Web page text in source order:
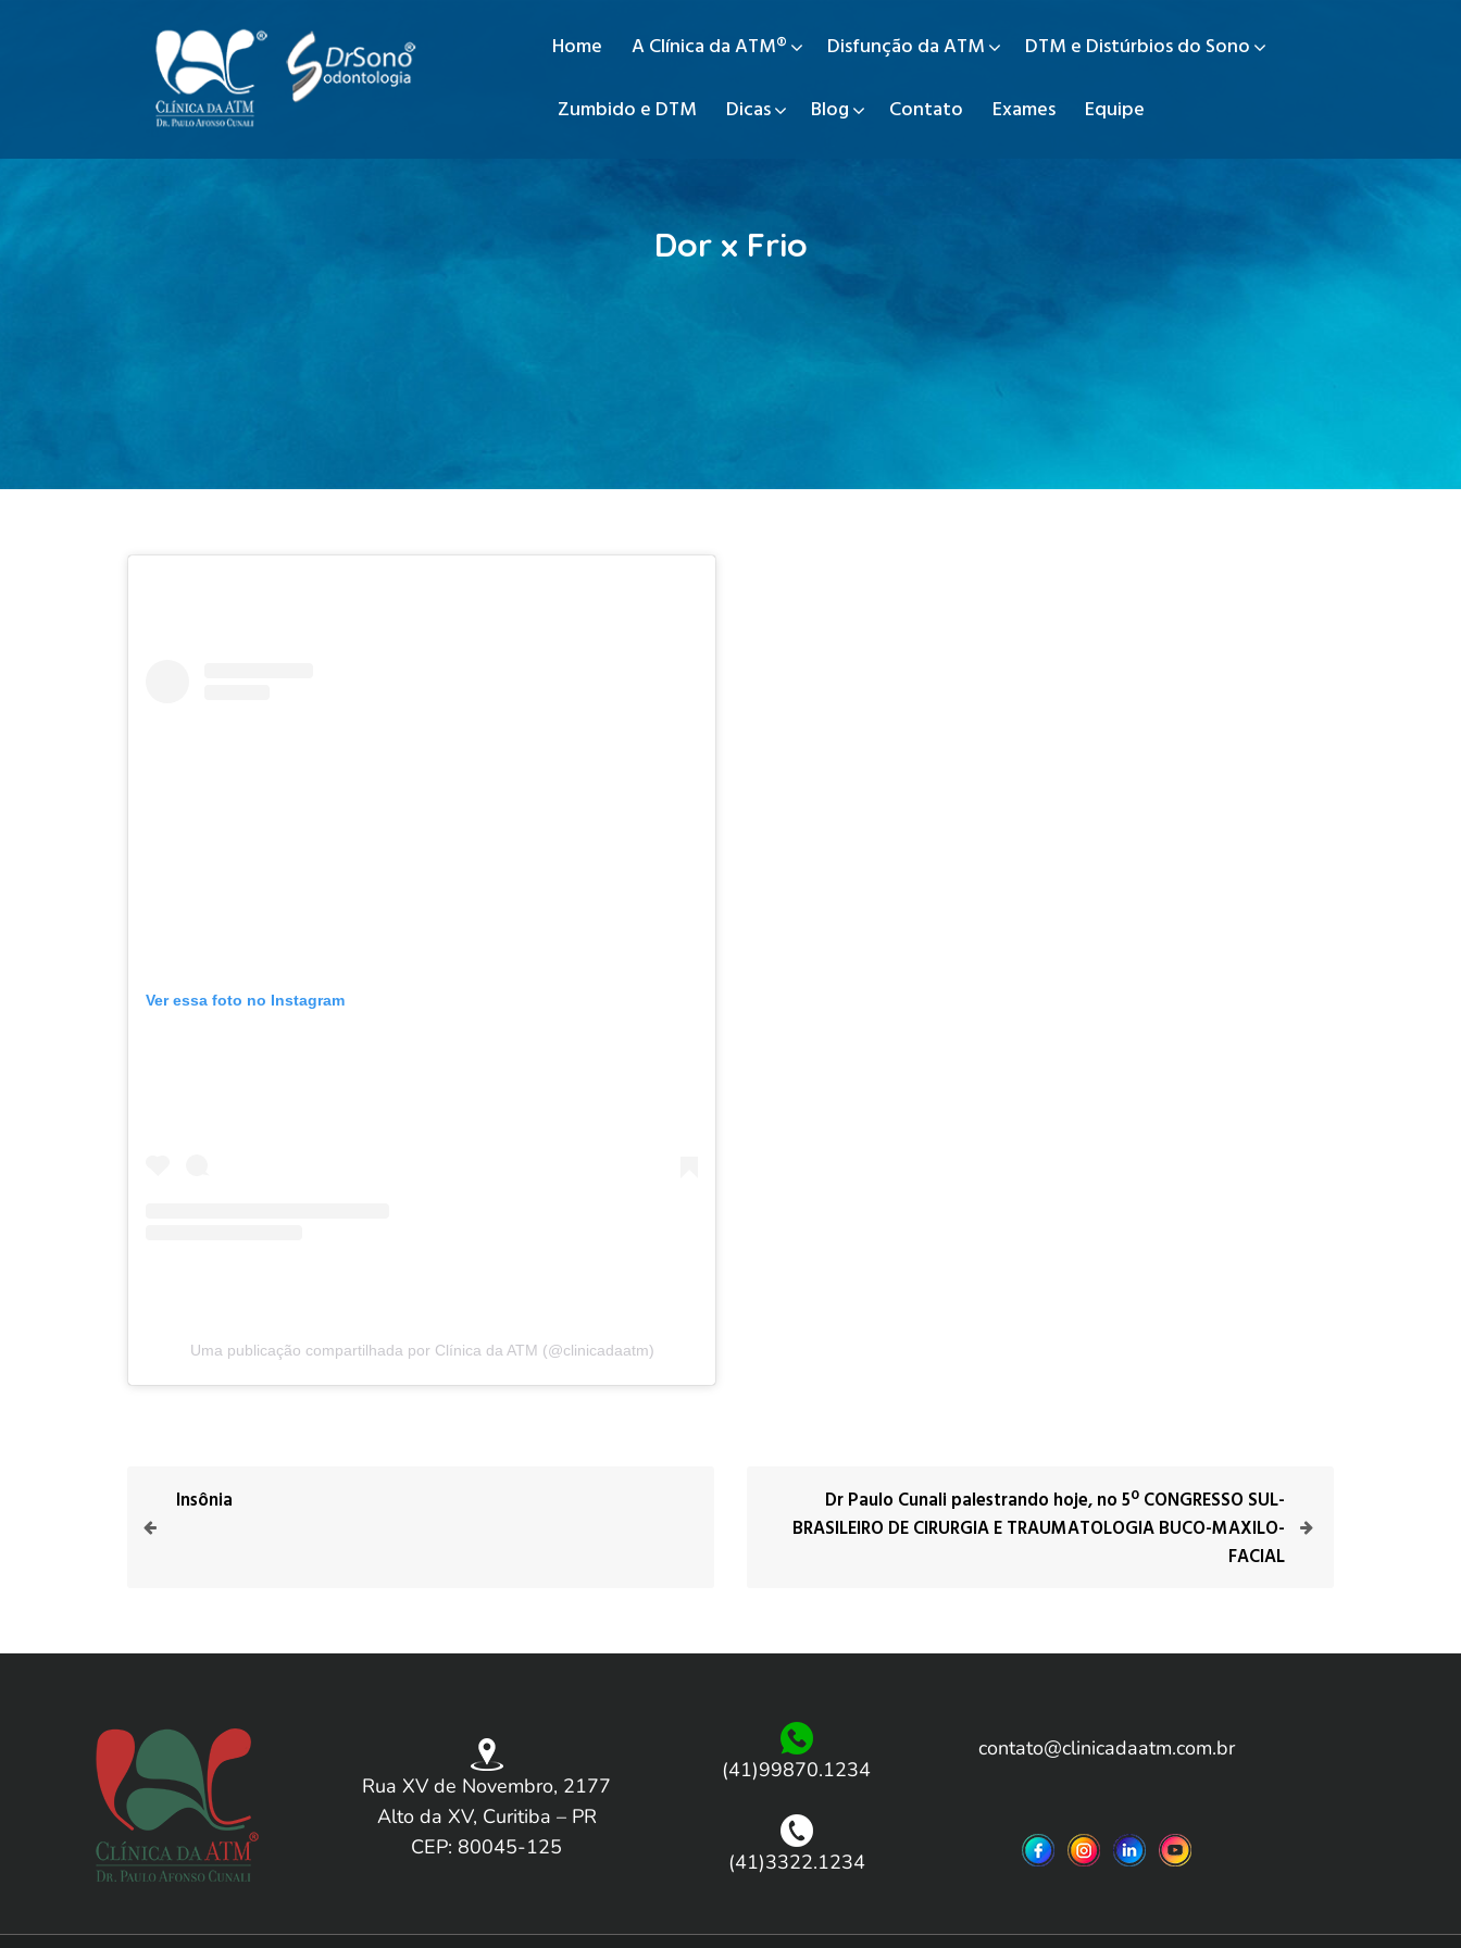
Clinica da ATM
Home A Clínica da ATM® Disfunção da ATM
DTM e Distúrbios do Sono
Zumbido e DTM
Dicas Blog Contato Exames Equipe
Dor x Frio
Ver essa foto no Instagram
Uma publicação compartilhada por Clínica da ATM (@clinicadaatm)
Insônia
Dr Paulo Cunali palestrando hoje, no 5º CONGRESSO SUL-
BRASILEIRO DE CIRURGIA E TRAUMATOLOGIA BUCO-MAXILO-
FACIAL
Rua XV de Novembro, 2177
Alto da XV, Curitiba – PR
CEP: 80045-125
(41)99870.1234
(41)3322.1234
contato@clinicadaatm.com.br